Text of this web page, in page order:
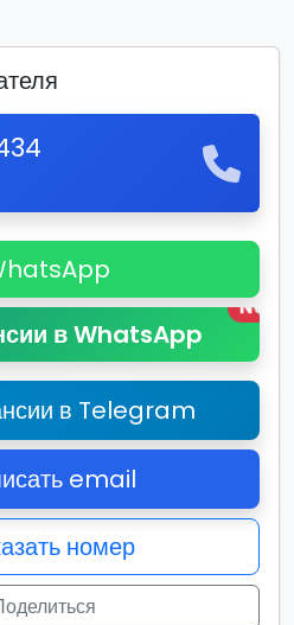
в WhatsApp
New
в Telegram
email
номер